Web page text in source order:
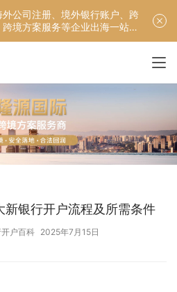
公司注册、境外银行账户、跨
境方案服务等企业出海一站式
新银行开户流程及所需条件
户百科 2025年7月15日